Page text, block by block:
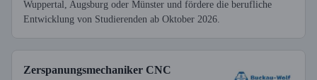
Wuppertal, Augsburg oder Münster und fördere die berufliche
Entwicklung von Studierenden ab Oktober 2026.
Zerspanungsmechaniker CNC